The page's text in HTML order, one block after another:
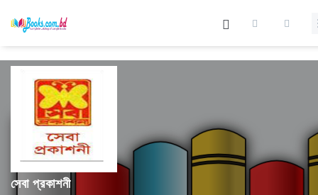
সেবা প্রকাশনী